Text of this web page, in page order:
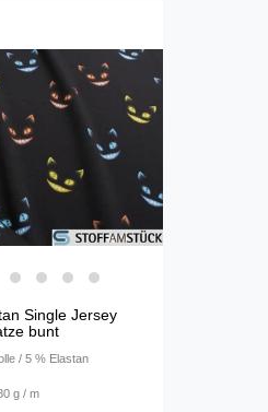
Single Jersey
bunt
/ 5 % Elastan
g / m